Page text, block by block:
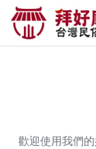
全台提供
好運 找到
歡迎使用我們